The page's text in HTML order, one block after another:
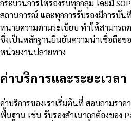
กระบวนการให้รองรับทุกกลุ่ม โดยมี
สถานการณ์ และทุกการรับรองมีการบัน
ทนายความตามระเบียบ ทำให้สามาร
ซึ่งเป็นหลักฐานยืนยันความน่าเชื่อถือขอ
หน่วยงานปลายทาง
ค่าบริการและระยะเวลา
ค่าบริการของเราเริ่มต้นที่ สอบถามราค
พื้นฐาน เช่น รับรองสำเนาถูกต้องของ